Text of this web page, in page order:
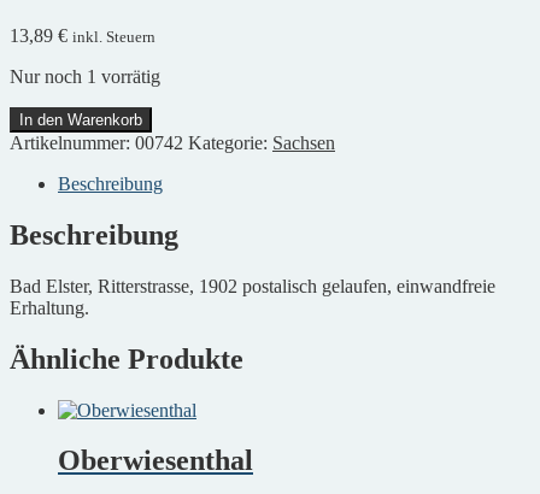
13,89 € inkl. Steuern
Nur noch 1 vorrätig
Bad
Elster
In den Warenkorb
Artikelnummer: 00742 Kategorie: Sachsen
Beschreibung
Beschreibung
Bad Elster, Ritterstrasse, 1902 postalisch gelaufen, einwandfreie
Erhaltung.
Ähnliche Produkte
Oberwiesenthal